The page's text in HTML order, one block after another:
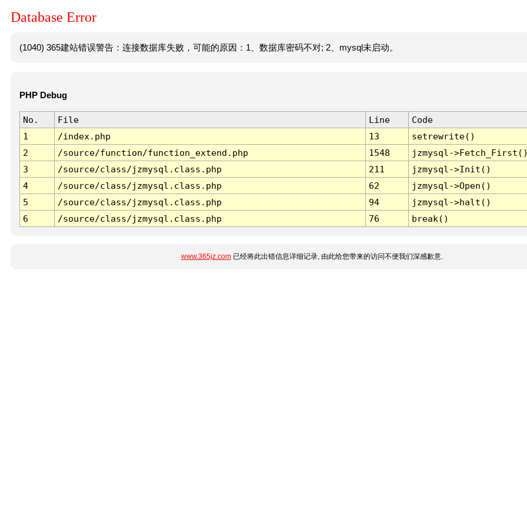
Database Error
(1040) 365建站错误警告：连接数据库失败，可能的原因：1、数据库密码不对; 2、mysql未启动。
PHP Debug
No. File Line
Code
1
/index.php 13
setrewrite()
2
/source/function/function_extend.php 1548
jzmysql-
3
/source/class/jzmysql.class.php 211
jzmysql->Init()
4
/source/class/jzmysql.class.php 62
jzmysql->Open()
5
/source/class/jzmysql.class.php 94
jzmysql->halt()
6
/source/class/jzmysql.class.php 76 break()
www.365jz.com已经将此出错信息详细记录, 由此给您带来的访问不便我们深感歉意.